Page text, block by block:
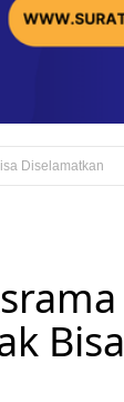
Diselamatkan
Bisa